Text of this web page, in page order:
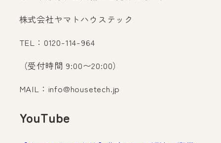
株式会社ヤマトハウステック
TEL：0120-114-964
（受付時間 9:00〜20:00）
MAIL： info@housetech.jp
YouTube